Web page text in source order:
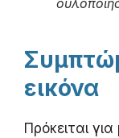
εικόνα
Πρόκειται